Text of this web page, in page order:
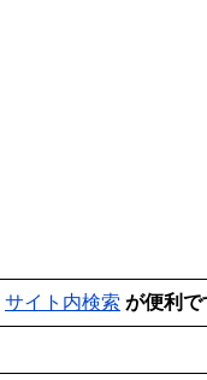
サイト内検索 が便利で